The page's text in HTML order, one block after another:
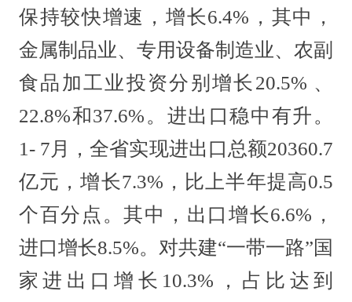
保持较快增速，增长6.4%，其中，
金属制品业、专用设备制造业、农副
食品加工业投资分别增长20.5% 、
22.8%和37.6%。进出口稳中有升。
1- 7月，全省实现进出口总额20360.7
亿元，增长7.3%，比上半年提高0.5
个百分点。其中，出口增长6.6%，
进口增长8.5%。对共建“一带一路”国
家进出口增长10.3%，占比达到